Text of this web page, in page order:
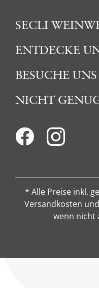
SECLI
ENTDECKE
BESUCHE UNS
NICHT
* Alle Preise inkl.
Versandkosten
wenn nicht